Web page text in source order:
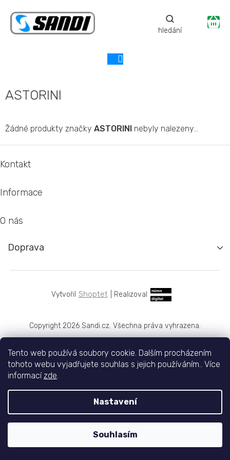
Tento web používá soubory cookie. Dalším procházením
tohoto webu vyjadřujete souhlas s jejich používáním.. Více
informacízde.
Nastavení
Souhlasím
obsah
ASTORINI
Žádné produkty značky ASTORINI nebyly nalezeny...
á
t
Kontakt
Informace
O nás
Doprava
Shoptet Realizoval
Copyright 2026 Sandi.cz. Všechna práva vyhrazena.